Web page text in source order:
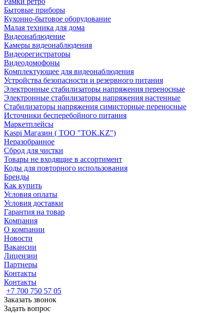
Бытовые приборы
Кухонно-бытовое оборудование
Малая техника для дома
Видеонаблюдение
Камеры видеонаблюдения
Видеорегистраторы
Видеодомофоны
Комплектующее для видеонаблюдения
Устройства безопасности и резервного питания
Электронные стабилизаторы напряжения переносные
Электронные стабилизаторы напряжения настенные
Стабилизаторы напряжения симисторные переносные
Источники бесперебойного питания
Маркетплейсы
Kaspi Магазин ( ТОО "TOK.KZ")
Неразобранное
Сброд для чистки
Товары не входящие в ассортимент
Коды для повторного использования
Бренды
Как купить
Условия оплаты
Условия доставки
Гарантия на товар
Компания
О компании
Новости
Вакансии
Лицензии
Партнеры
Контакты
Контакты
+7 700 750 57 05
Заказать звонок
Задать вопрос